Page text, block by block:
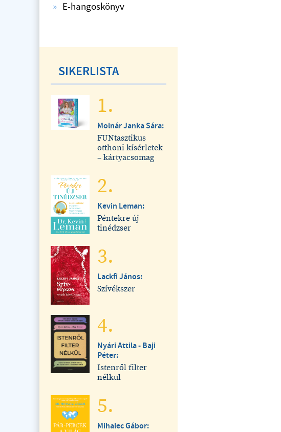
E-hangoskönyv
SIKERLISTA
1.
Molnár Janka Sára:
FUNtasztikus
otthoni kísérletek
– kártyacsomag
2.
Kevin Leman:
Péntekre új
tinédzser
3.
Lackfi János:
Szívékszer
4.
Nyári Attila - Baji
Péter:
Istenről filter
nélkül
5.
Mihalec Gábor: